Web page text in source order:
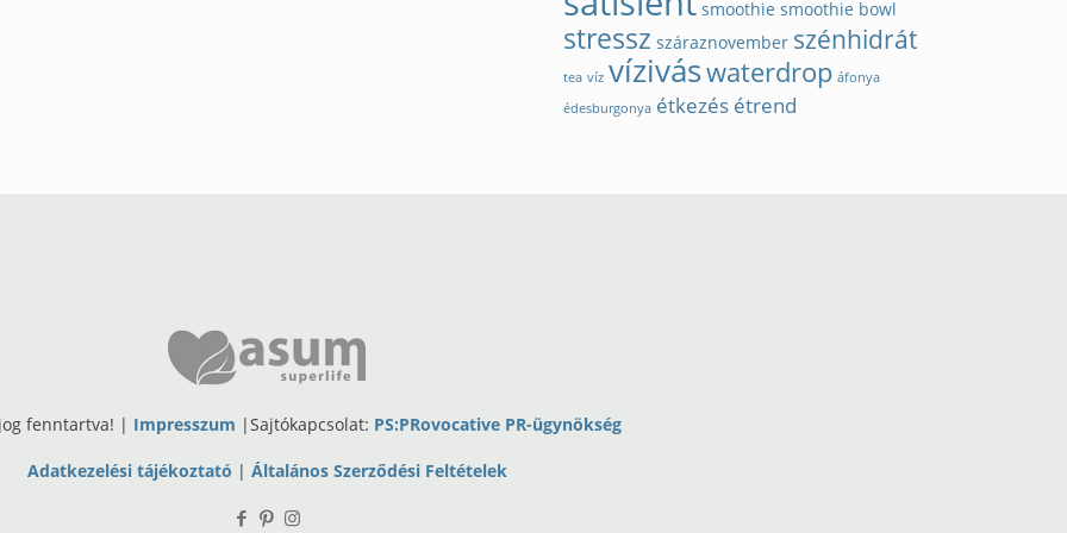
smoothie smoothie bowl
stressz száraznovember szénhidrát
tea víz víziváswaterdrop áfonya
édesburgonya étkezés étrend
fenntartva! | Impresszum |Sajtókapcsolat: PS:PRovocative PR-ügynökség
Adatkezelési tájékoztató | Általános Szerződési Feltételek